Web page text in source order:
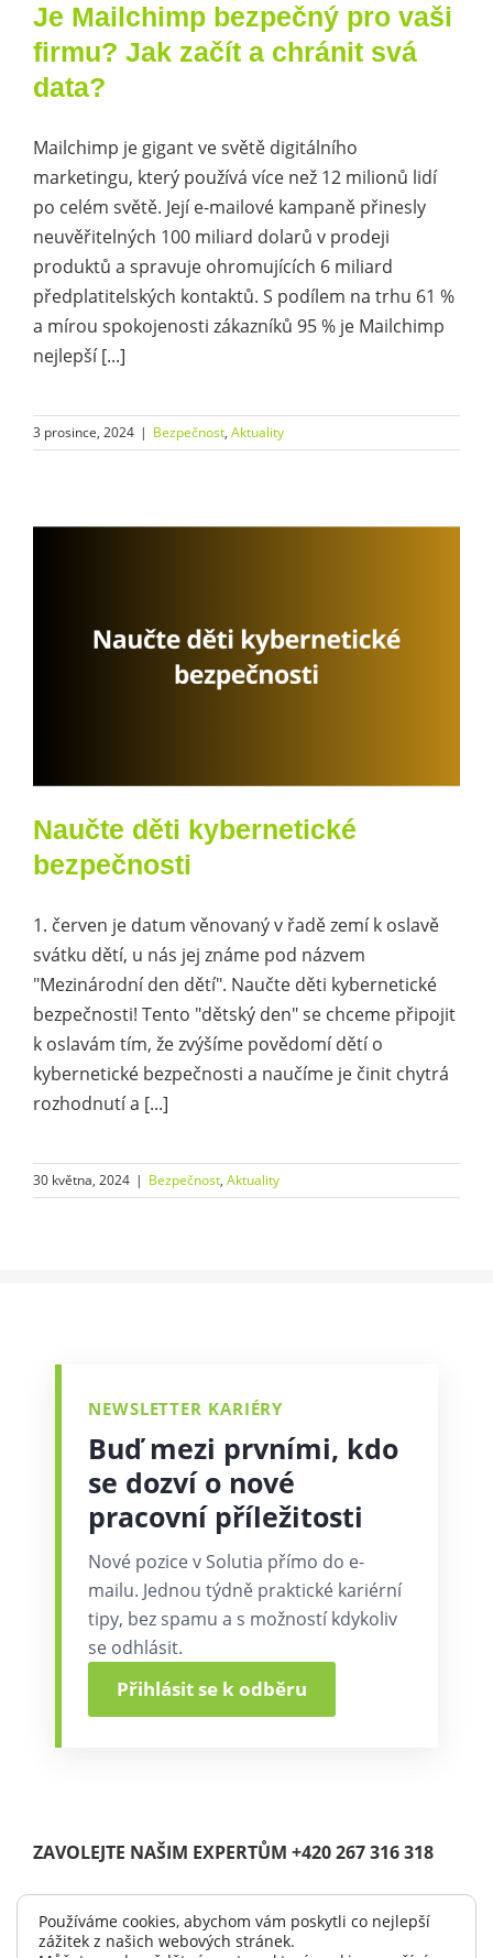
Je Mailchimp bezpečný pro vaši
firmu? Jak začít a chránit svá
data?
Mailchimp je gigant ve světě digitálního
marketingu, který používá více než 12 milionů lidí
po celém světě. Její e-mailové kampaně přinesly
neuvěřitelných 100 miliard dolarů v prodeji
produktů a spravuje ohromujících 6 miliard
předplatitelských kontaktů. S podílem na trhu 61 %
a mírou spokojenosti zákazníků 95 % je Mailchimp
nejlepší [...]
3 prosince, 2024 | Bezpečnost, Aktuality
Naučte děti kybernetické
bezpečnosti
1. červen je datum věnovaný v řadě zemí k oslavě
svátku dětí, u nás jej známe pod názvem
"Mezinárodní den dětí". Naučte děti kybernetické
bezpečnosti! Tento "dětský den" se chceme připojit
k oslavám tím, že zvýšíme povědomí dětí o
kybernetické bezpečnosti a naučíme je činit chytrá
rozhodnutí a [...]
30 května, 2024 | Bezpečnost, Aktuality
NEWSLETTER KARIÉRY
Buď mezi prvními, kdo
se dozví o nové
pracovní příležitosti
Nové pozice v Solutia přímo do e-
mailu. Jednou týdně praktické kariérní
tipy, bez spamu a s možností kdykoliv
se odhlásit.
Přihlásit se k odběru
ZAVOLEJTE NAŠIM EXPERTŮM +420 267 316 318
Používáme cookies, abychom vám poskytli co nejlepší
zážitek z našich webových stránek.